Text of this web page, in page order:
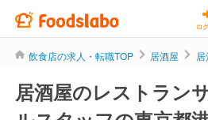
ロ
飲食店の求人・転職TOP 居酒屋
居酒屋のレストラン